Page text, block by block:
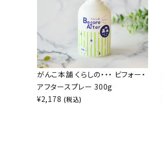
がんこ本舗 くらしの・・・ ビフォー・
アフタースプレー 300g
¥2,178 (税込)